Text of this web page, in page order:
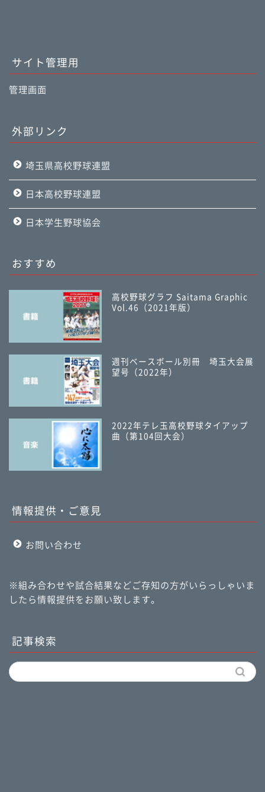
サイト管理用
管理画面
外部リンク
埼玉県高校野球連盟
日本高校野球連盟
日本学生野球協会
おすすめ
高校野球グラフ Saitama Graphic
Vol.46（2021年版）
週刊ベースボール別冊 埼玉大会展
望号（2022年）
2022年テレ玉高校野球タイアップ
曲（第104回大会）
情報提供・ご意見
お問い合わせ
※組み合わせや試合結果などご存知の方がいらっしゃいま
したら情報提供をお願い致します。
記事検索